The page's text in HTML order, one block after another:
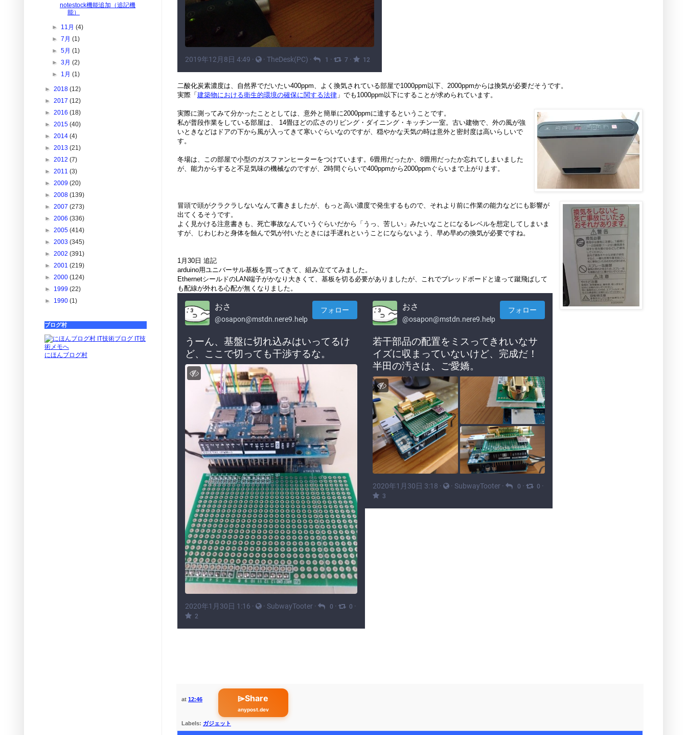
二酸化炭素濃度は、自然界でだいたい400ppm、よく換気されている部屋で1000ppm以下、2000ppmからは換気が必要だそうです。
実際「建築物における衛生的環境の確保に関する法律 」でも1000ppm以下にすることが求められています。
実際に測ってみて分かったこととしては、意外と簡単に2000ppmに達するということです。
私が普段作業をしている部屋は、 14畳ほどの広さのリビング・ダイニング・キッチン一室。古い建物で、外の風が強
いときなどはドアの下から風が入ってきて寒いぐらいなのですが、穏やかな天気の時は意外と密封度は高いらしいで
す。
冬場は、この部屋で小型のガスファンヒーターをつけています。6畳用だったか、8畳用だったか忘れてしまいました
が、能力からすると不足気味の機械なのですが、2時間ぐらいで400ppmから2000ppmぐらいまで上がります。
冒頭で頭がクラクラしないなんて書きましたが、もっと高い濃度で発生するもので、それより前に作業の能力などにも影響が
出てくるそうです。
よく見かける注意書きも、死亡事故なんていうぐらいだから「うっ、苦しい」みたいなことになるレベルを想定してしまいま
すが、じわじわと身体を蝕んで気が付いたときには手遅れということにならないよう、早め早めの換気が必要ですね。
1月30日 追記
arduino用ユニバーサル基板を買ってきて、組み立ててみました。
EthernetシールドのLAN端子がかなり大きくて、基板を切る必要がありましたが、これでブレッドボードと違って蹴飛ばして
も配線が外れる心配が無くなりました。
at 12:46 ⌲Share
anypost.dev
Labels: ガジェット
notestock機能追加（追記機
能）
► 11月(4)
►7月(1)
►5月(1)
►3月(2)
► 1月(1)
► 2018 (12)
► 2017 (12)
► 2016 (18)
► 2015 (40)
► 2014 (4)
► 2013 (21)
► 2012 (7)
► 2011 (3)
► 2009 (20)
► 2008 (139)
► 2007 (273)
► 2006 (336)
► 2005 (414)
► 2003 (345)
► 2002 (391)
► 2001 (219)
► 2000 (124)
► 1999 (22)
► 1990 (1)
ブログ村
にほんブログ村